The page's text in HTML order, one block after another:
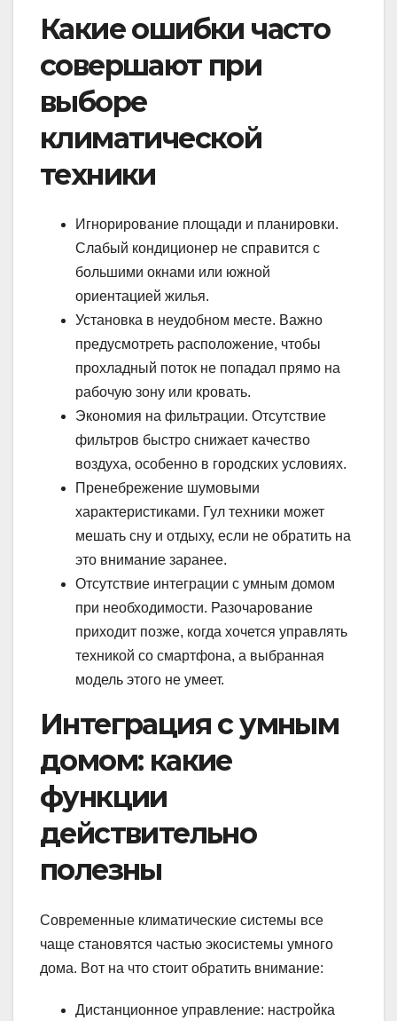
Какие ошибки часто
совершают при
выборе
климатической
техники
Игнорирование площади и планировки.
Слабый кондиционер не справится с
большими окнами или южной
ориентацией жилья.
Установка в неудобном месте. Важно
предусмотреть расположение, чтобы
прохладный поток не попадал прямо на
рабочую зону или кровать.
Экономия на фильтрации. Отсутствие
фильтров быстро снижает качество
воздуха, особенно в городских условиях.
Пренебрежение шумовыми
характеристиками. Гул техники может
мешать сну и отдыху, если не обратить на
это внимание заранее.
Отсутствие интеграции с умным домом
при необходимости. Разочарование
приходит позже, когда хочется управлять
техникой со смартфона, а выбранная
модель этого не умеет.
Интеграция с умным
домом: какие
функции
действительно
полезны
Современные климатические системы все
чаще становятся частью экосистемы умного
дома. Вот на что стоит обратить внимание:
Дистанционное управление: настройка